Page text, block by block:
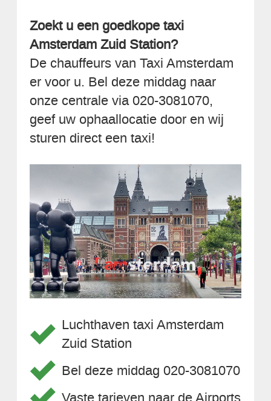
Zoekt u een goedkope taxi
Amsterdam Zuid Station?
De chauffeurs van Taxi Amsterdam
er voor u. Bel deze middag naar
onze centrale via 020-3081070,
geef uw ophaallocatie door en wij
sturen direct een taxi!
Luchthaven taxi Amsterdam
Zuid Station
Bel deze middag 020-3081070
Vaste tarieven naar de Airports